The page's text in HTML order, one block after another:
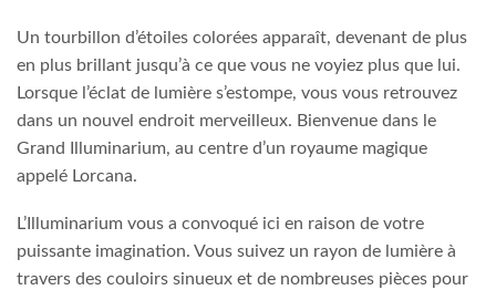
Un tourbillon d’étoiles colorées apparaît, devenant de plus
en plus brillant jusqu’à ce que vous ne voyiez plus que lui.
Lorsque l’éclat de lumière s’estompe, vous vous retrouvez
dans un nouvel endroit merveilleux. Bienvenue dans le
Grand Illuminarium, au centre d’un royaume magique
appelé Lorcana.
L’Illuminarium vous a convoqué ici en raison de votre
puissante imagination. Vous suivez un rayon de lumière à
travers des couloirs sinueux et de nombreuses pièces pour